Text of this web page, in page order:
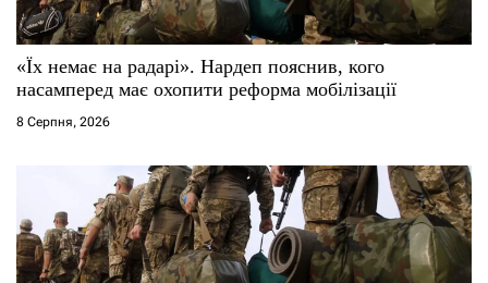
«Їх немає на радарі». Нардеп пояснив, кого
насамперед має охопити реформа мобілізації
8 Серпня, 2026